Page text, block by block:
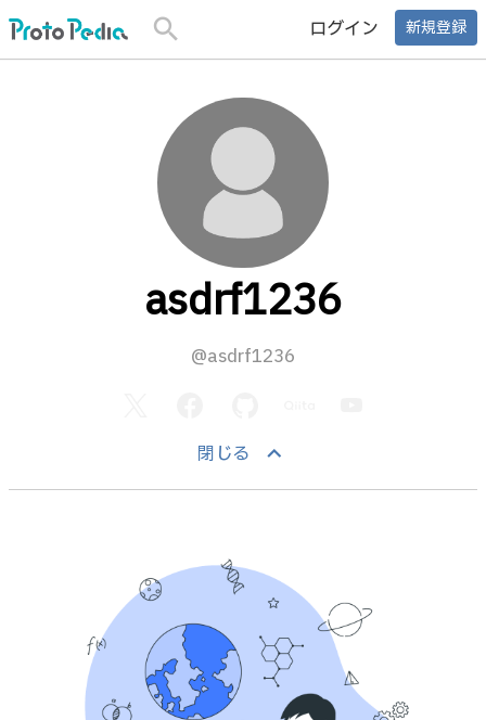
search ログイン 新規登録
asdrf1236
@asdrf1236
閉じる keyboard_arrow_up